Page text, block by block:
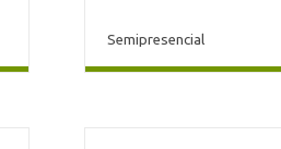
Semipresencial